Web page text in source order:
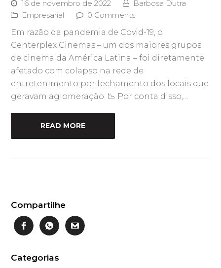
16 de novembro de 2022
Barbosa Dutra
Empresarial
0 Comments
Em razão da pandemia de Covid-19, o
Centerplex Cinemas – um dos maiores grupos
de cinema da América Latina – foi diretamente
afetado com colapso na rede de
entretenimento por fechamento dos locais que
geravam aglomeração. 📉 Por conta disso,…
READ MORE
Compartilhe
Categorias